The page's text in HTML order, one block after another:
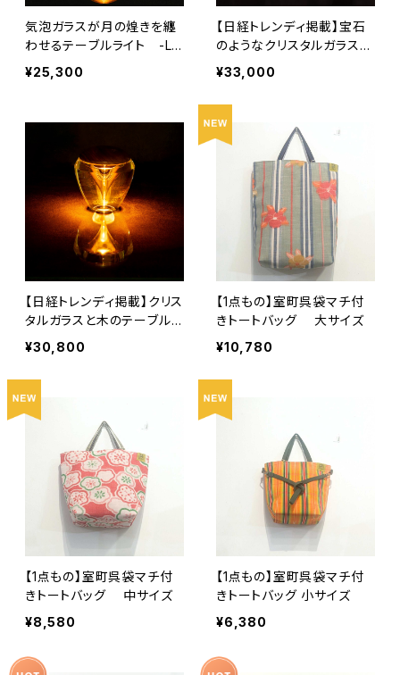
気泡ガラスが月の煌きを纏
わせるテーブルライト -Lu
na / ルナ –
¥25,300
【日経トレンディ掲載】宝石
のようなクリスタルガラスの
テーブルライト - Octagon
/ オクタゴン -
¥33,000
【日経トレンディ掲載】クリス
タルガラスと木のテーブルラ
イト - Shizuku / しずく -
¥30,800
【1点もの】室町呉袋マチ付
きトートバッグ 大サイズ
¥10,780
【1点もの】室町呉袋マチ付
きトートバッグ 中サイズ
¥8,580
【1点もの】室町呉袋マチ付
きトートバッグ 小サイズ
¥6,380